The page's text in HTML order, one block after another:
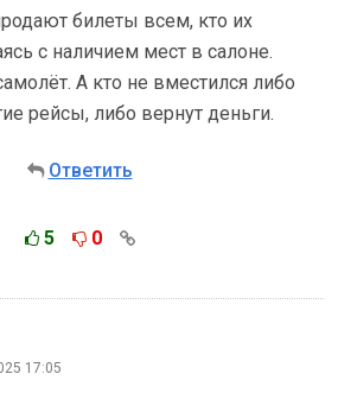
билеты всем, кто их
с наличием мест в салоне.
А кто не вместился либо
рейсы, либо вернут деньги.
Ответить
5 0
17:05